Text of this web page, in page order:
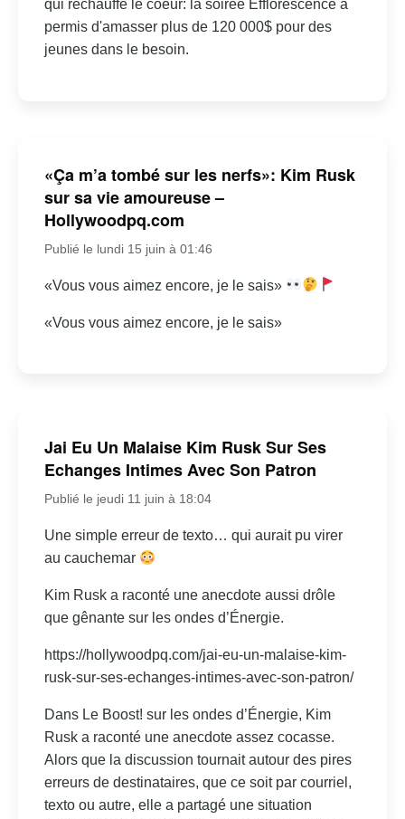
qui réchauffe le coeur: la soirée Efflorescence a
permis d'amasser plus de 120 000$ pour des
jeunes dans le besoin.
«Ça m’a tombé sur les nerfs»: Kim Rusk
sur sa vie amoureuse –
Hollywoodpq.com
Publié le lundi 15 juin à 01:46
«Vous vous aimez encore, je le sais»
«Vous vous aimez encore, je le sais»
Jai Eu Un Malaise Kim Rusk Sur Ses
Echanges Intimes Avec Son Patron
Publié le jeudi 11 juin à 18:04
Une simple erreur de texto… qui aurait pu virer
au cauchemar
Kim Rusk a raconté une anecdote aussi drôle
que gênante sur les ondes d’Énergie.
https://hollywoodpq.com/jai-eu-un-malaise-kim-
rusk-sur-ses-echanges-intimes-avec-son-patron/
Dans Le Boost! sur les ondes d’Énergie, Kim
Rusk a raconté une anecdote assez cocasse.
Alors que la discussion tournait autour des pires
erreurs de destinataires, que ce soit par courriel,
texto ou autre, elle a partagé une situation